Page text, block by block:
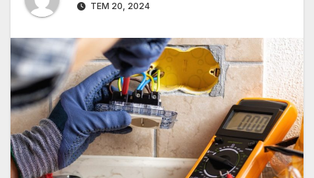
TEM 20, 2024